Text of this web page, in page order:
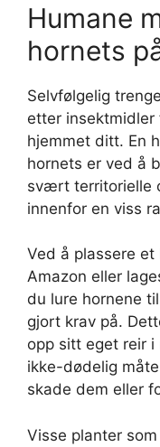
Humane
hornets
Selvfølgelig
etter
hjemmet ditt. En
hornets er ved å
svært territorielle
innenfor en viss
Ved å plassere
Amazon eller
du lure hornene
gjort krav på.
opp sitt eget reir
ikke-dødelig
skade dem eller
Visse planter